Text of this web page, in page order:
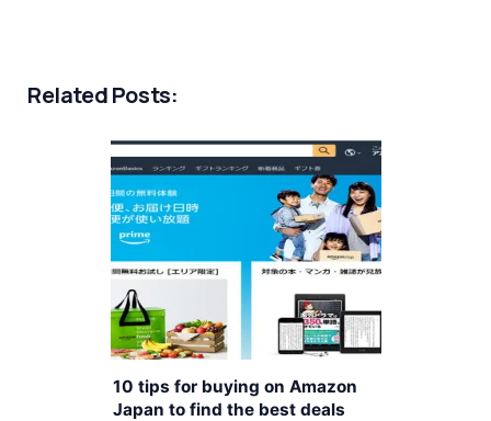
Related Posts:
10 tips for buying on Amazon
Japan to find the best deals